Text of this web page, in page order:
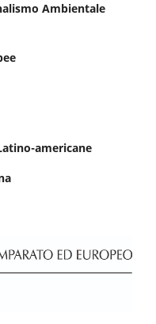
Ambientale
americane